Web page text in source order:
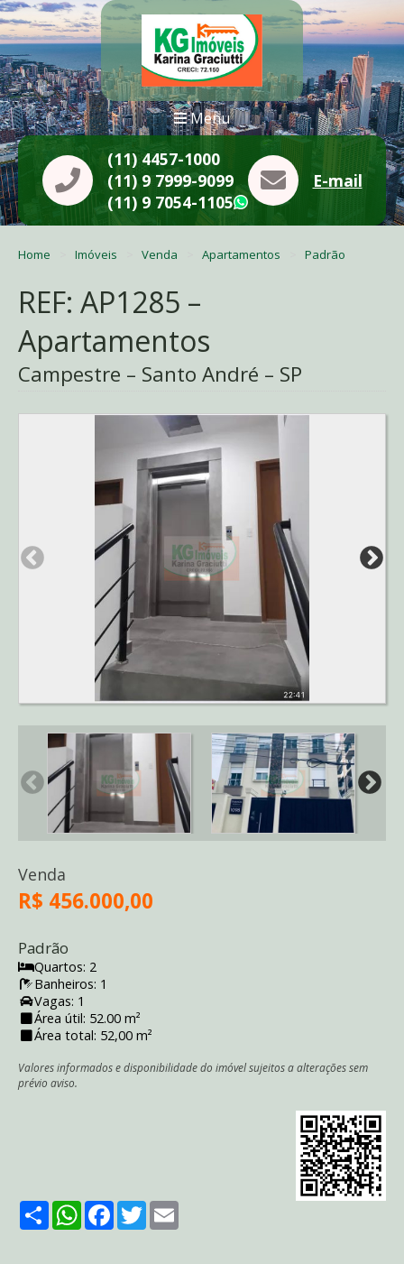
Menu
(11) 4457-1000
(11) 9 7999-9099
(11) 9 7054-1105
WhatsApp
E-mail
Home Imóveis Venda Apartamentos Padrão
REF: AP1285 –
Apartamentos
Campestre – Santo André – SP
Venda
R$ 456.000,00
Padrão
Quartos: 2
Banheiros: 1
Vagas: 1
Área útil: 52.00 m²
Área total: 52,00 m²
Valores informados e disponibilidade do imóvel sujeitos a alterações sem
prévio aviso.
ShareWhatsApp
Facebook
Twitter